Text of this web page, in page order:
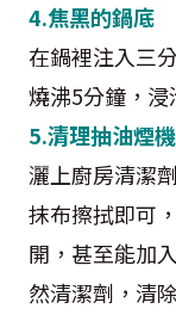
4.焦黑的鍋底
在鍋裡注入三
燒沸5分鐘，浸
5.清理抽油煙
灑上廚房清潔
抹布擦拭即可
開，甚至能加
然清潔劑，清